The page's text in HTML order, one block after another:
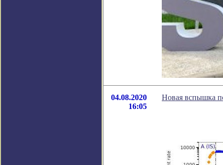
04.08.2020
16:05
Новая вспышка